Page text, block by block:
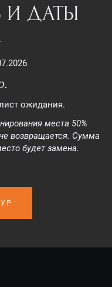
И ДАТЫ
ожидания.
места 50%
возвращается. Сумма
будет замена.